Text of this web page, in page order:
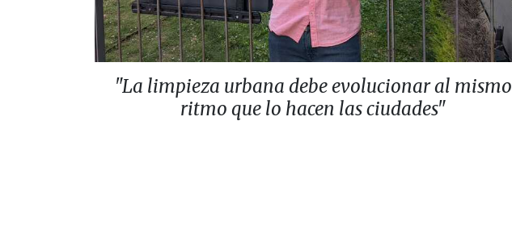
"La limpieza urbana debe evolucionar al mismo
ritmo que lo hacen las ciudades"